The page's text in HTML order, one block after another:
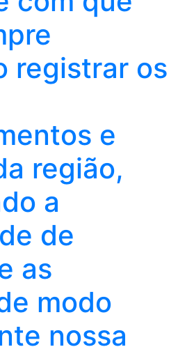
registrar os
e
região,
a
de
as
modo
nossa